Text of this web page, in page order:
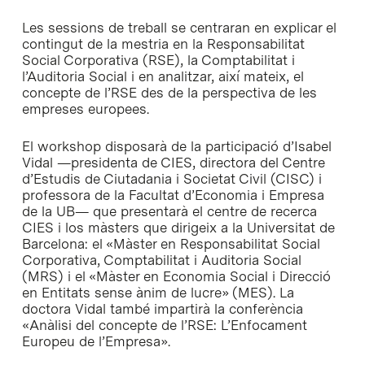
Les sessions de treball se centraran en explicar el
contingut de la mestria en la Responsabilitat
Social Corporativa (RSE), la Comptabilitat i
l’Auditoria Social i en analitzar, així mateix, el
concepte de l’RSE des de la perspectiva de les
empreses europees.
El workshop disposarà de la participació d’Isabel
Vidal —presidenta de CIES, directora del Centre
d’Estudis de Ciutadania i Societat Civil (CISC) i
professora de la Facultat d’Economia i Empresa
de la UB— que presentarà el centre de recerca
CIES i los màsters que dirigeix a la Universitat de
Barcelona: el «Màster en Responsabilitat Social
Corporativa, Comptabilitat i Auditoria Social
(MRS) i el «Màster en Economia Social i Direcció
en Entitats sense ànim de lucre» (MES). La
doctora Vidal també impartirà la conferència
«Anàlisi del concepte de l’RSE: L’Enfocament
Europeu de l’Empresa».